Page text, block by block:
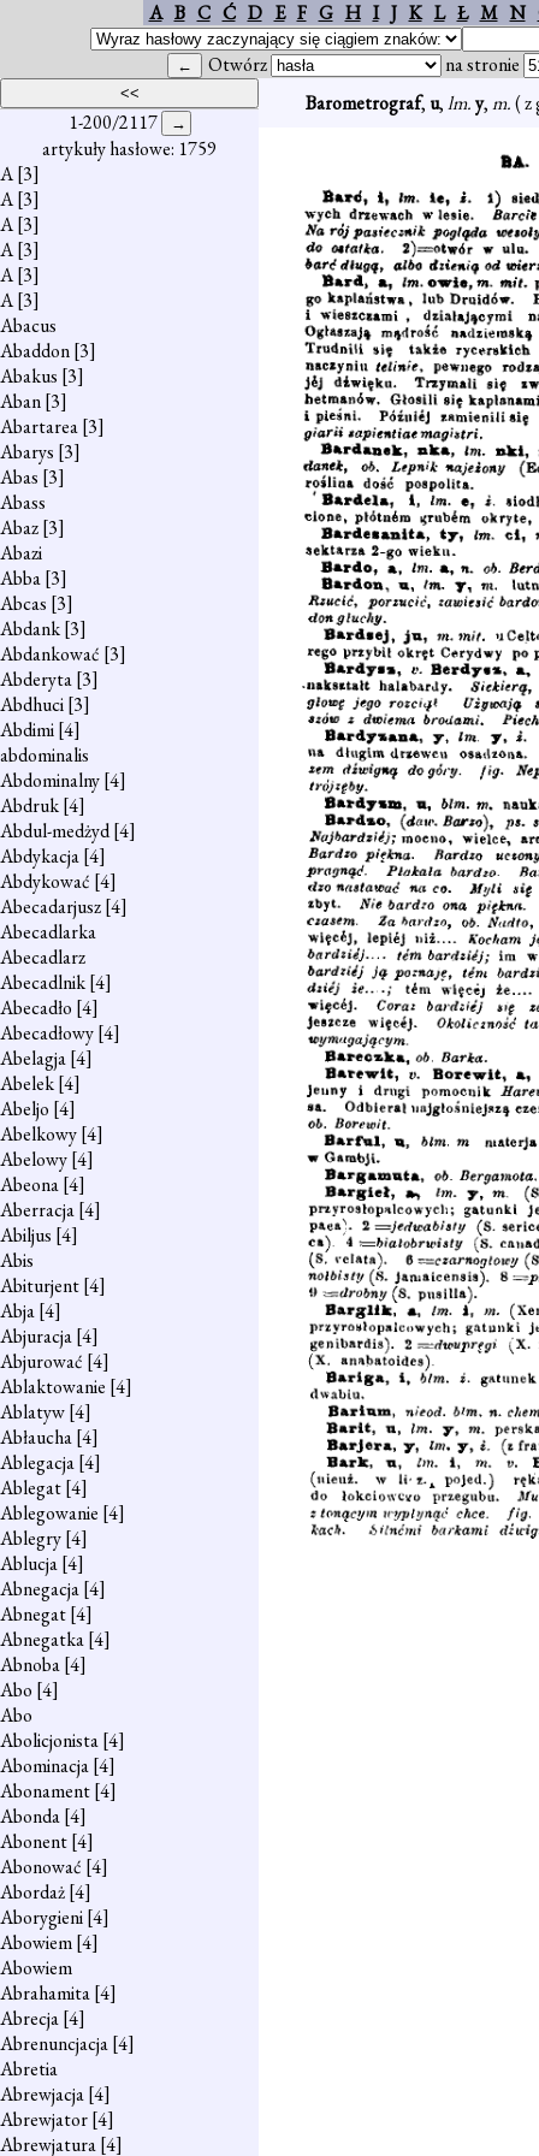
A B C Ć D E F G H I J K L Ł M N
Otwórz na stronie
1-200/2117
artykuły hasłowe: 1759
A[3]
A[3]
A[3]
A[3]
A[3]
A[3]
Abacus
Abaddon[3]
Abakus [3]
Aban[3]
Abartarea[3]
Abarys [3]
Abas [3]
Abass
Abaz[3]
Abazi
Abba[3]
Abcas [3]
Abdank[3]
Abdankować [3]
Abderyta[3]
Abdhuci[3]
Abdimi[4]
abdominalis
Abdominalny[4]
Abdruk[4]
Abdul-medżyd[4]
Abdykacja[4]
Abdykować [4]
Abecadarjusz[4]
Abecadlarka
Abecadlarz
Abecadlnik[4]
Abecadło [4]
Abecadłowy[4]
Abelagja[4]
Abelek[4]
Abeljo [4]
Abelkowy[4]
Abelowy[4]
Abeona[4]
Aberracja[4]
Abiljus [4]
Abis
Abiturjent[4]
Abja[4]
Abjuracja[4]
Abjurować [4]
Ablaktowanie [4]
Ablatyw[4]
Abłaucha[4]
Ablegacja[4]
Ablegat[4]
Ablegowanie [4]
Ablegry[4]
Ablucja[4]
Abnegacja[4]
Abnegat[4]
Abnegatka[4]
Abnoba[4]
Abo [4]
Abo
Abolicjonista[4]
Abominacja[4]
Abonament[4]
Abonda[4]
Abonent[4]
Abonować [4]
Abordaż[4]
Aborygieni[4]
Abowiem[4]
Abowiem
Abrahamita[4]
Abrecja[4]
Abrenuncjacja[4]
Abretia
Abrewjacja[4]
Abrewjator[4]
Abrewjatura[4]
Barometrograf, u,lm.y,m.( z